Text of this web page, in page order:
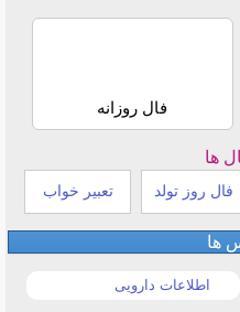
فال روزانه
ها
فال روز تولد تعبیر خواب
ها
اطلاعات دارویی